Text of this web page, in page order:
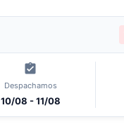
Despachamos
10/08 - 11/08